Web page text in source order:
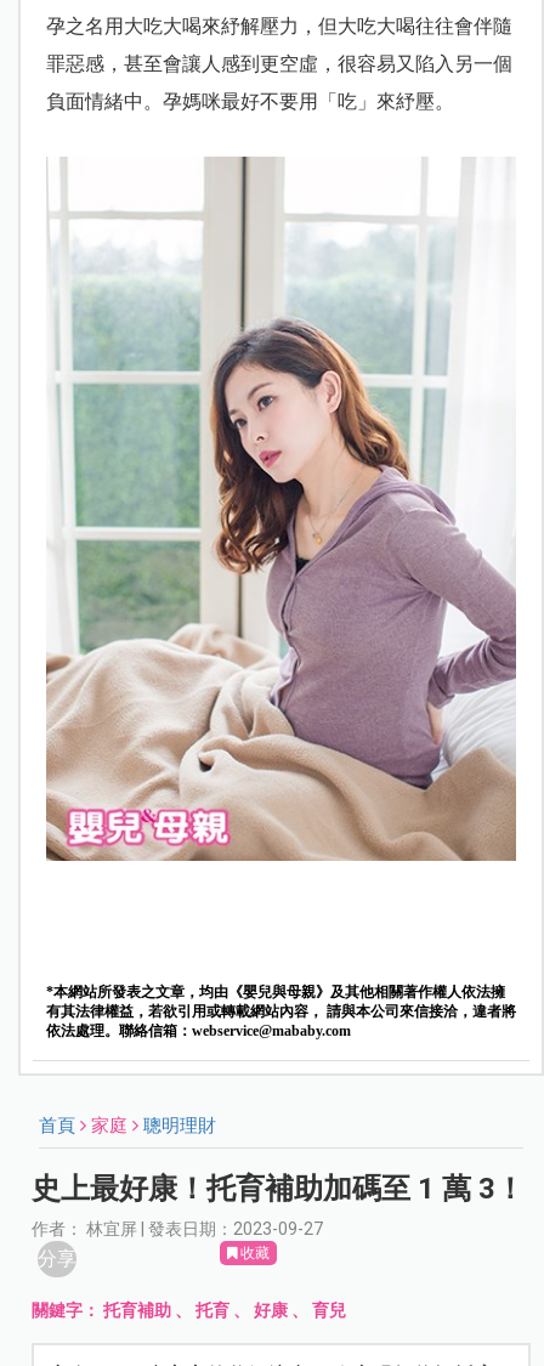
孕之名用大吃大喝來紓解壓力，但大吃大喝往往會伴隨
罪惡感，甚至會讓人感到更空虛，很容易又陷入另一個
負面情緒中。孕媽咪最好不要用「吃」來紓壓。
*本網站所發表之文章，均由《嬰兒與母親》及其他相關著作權人依法擁
有其法律權益，若欲引用或轉載網站內容， 請與本公司來信接洽，違者將
依法處理。聯絡信箱： webservice@mababy.com
首頁 家庭 聰明理財
史上最好康！托育補助加碼至 1 萬 3！
作者： 林宜屏 | 發表日期：2023-09-27
分享 收藏
關鍵字：托育補助 、托育 、好康 、育兒